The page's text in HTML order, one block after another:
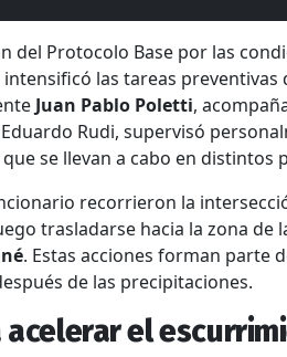
del Protocolo Base por las
intensificó las tareas
Juan Pablo Poletti,
Rudi, supervisó
se llevan a cabo en distintos
recorrieron la
trasladarse hacia la zona de
. Estas acciones forman parte
de las precipitaciones.
el